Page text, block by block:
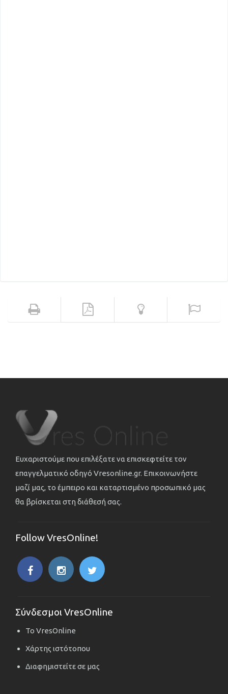
Ευχαριστούμε που επιλέξατε να επισκεφτείτε τον
επαγγελματικό οδηγό Vresonline.gr. Επικοινωνήστε
μαζί μας, το έμπειρο και καταρτισμένο προσωπικό μας
θα βρίσκεται στη διάθεσή σας.
Follow VresOnline!
Σύνδεσμοι VresOnline
Το VresOnline
Χάρτης ιστότοπου
Διαφημιστείτε σε μας